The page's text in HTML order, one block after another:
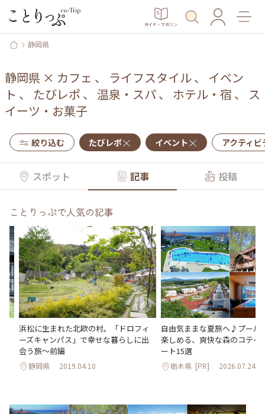
ガイド・マガジン
静岡県
静岡県 × カフェ 、 ライフスタイル、 イベン
ト 、 たびレポ 、 温泉・スパ、 ホテル・宿 、 ス
イーツ・お菓子
絞り込む たびレポ イベント アクティ
スポット 記事 投稿
ことりっぷで人気の記事
浜松に生まれた北欧の村。「ドロフィ
ーズキャンパス」で幸せな暮らしに出
会う旅～前編
静岡県 2019.04.10
自由気ままな夏旅へ♪プール
楽しめる、爽快な森のコテー
ート15選
栃木県 [PR] 2026.07.24